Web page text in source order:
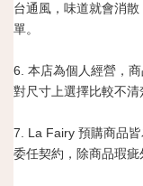
台通風，味道就會消
單。
6. 本店為個人經營，
對尺寸上選擇比較不
7. La Fairy 預購商品
委任契約，除商品瑕